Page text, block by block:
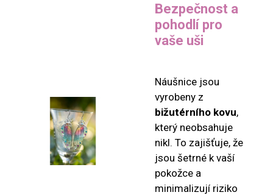
Bezpečnost a
pohodlí pro
vaše uši
Náušnice jsou
vyrobeny z
bižutérního kovu,
který neobsahuje
nikl. To zajišťuje, že
jsou šetrné k vaší
pokožce a
minimalizují riziko